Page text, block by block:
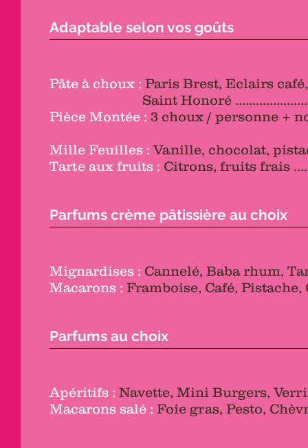
Adaptable selon vos goûts
Pâte à choux : Paris Brest, Eclairs
Saint Honoré
Pièce Montée : 3 choux / personne +
Mille Feuilles : Vanille, chocolat,
Tarte aux fruits : Citrons, fruits frais
Parfums crème pâtissière au choix
Mignardises : Cannelé, Baba rhum,
Macarons : Framboise, Café, Pistache,
Parfums au choix
Apéritifs : Navette, Mini Burgers,
Macarons salé : Foie gras, Pesto,